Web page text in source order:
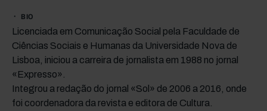
BIO
Licenciada em Comunicação Social pela Faculdade de
Ciências Sociais e Humanas da Universidade Nova de
Lisboa, iniciou a carreira de jornalista em 1988 no jornal
«Expresso».
Integrou a redação do jornal «Sol» de 2006 a 2016, onde
foi coordenadora da revista e editora de Cultura.